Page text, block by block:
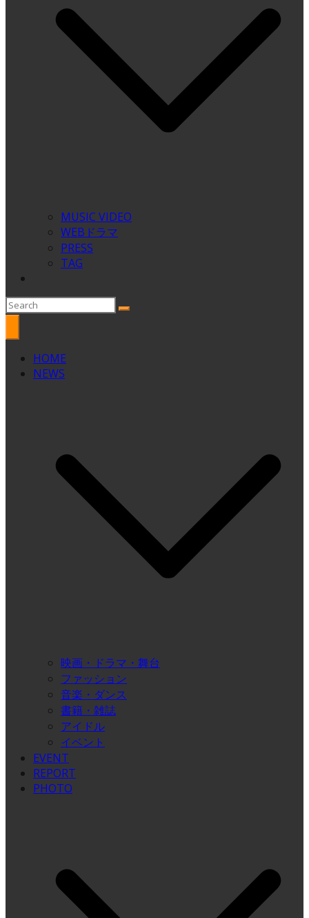
MUSIC VIDEO
WEBドラマ
PRESS
TAG
HOME
NEWS
映画・ドラマ・舞台
ファッション
音楽・ダンス
書籍・雑誌
アイドル
イベント
EVENT
REPORT
PHOTO